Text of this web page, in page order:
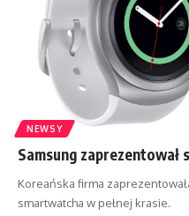
NEWSY
Samsung zaprezentował
Koreańska firma
smartwatcha w pełnej krasie.